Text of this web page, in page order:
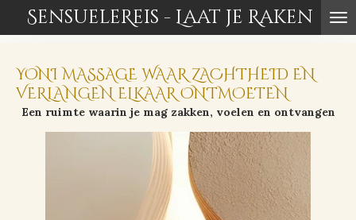
direct
de
hoofdinhoud
SensueleReis - Laat je Raken
YONI MASSAGE WAAR ZACHTHEID EN
VERLANGEN ELKAAR ONTMOETEN
Een ruimte waarin je mag zakken, voelen en ontvangen